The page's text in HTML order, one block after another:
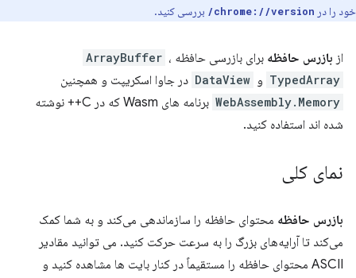
خود را در chrome://version/ بررسی کنید.
از بازرس حافظه برای بازرسی حافظه ArrayBuffer ،
TypedArray و DataView در جاوا اسکریپت و همچنین
WebAssembly.Memory
برنامه های Wasm که در C++ نوشته
شده اند استفاده کنید.
نمای کلی
بازرس حافظه محتوای حافظه را سازماندهی می‌کند و به شما کمک
می‌کند تا آرایه‌های بزرگ را به سرعت حرکت کنید. می توانید مقادیر
ASCII محتوای حافظه را مستقیماً در کنار بایت ها مشاهده کنید و